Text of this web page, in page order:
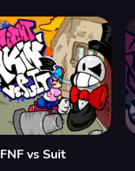
FNF vs Suit